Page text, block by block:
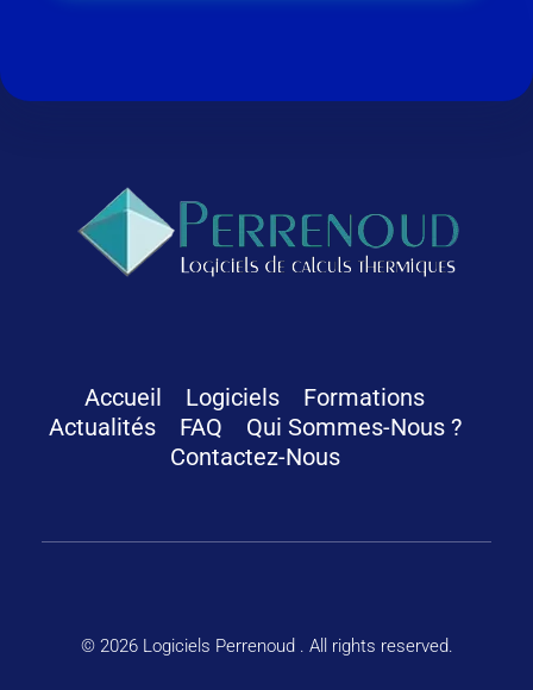
Accueil Logiciels
Formations
Actualités
FAQ
Qui Sommes-Nous ?
Contactez-Nous
© 2026 Logiciels Perrenoud . All rights reserved.